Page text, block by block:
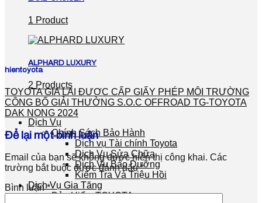
1 Product
ALPHARD LUXURY
2 Products
Dịch Vụ
Chính Sách Bảo Hành
Dịch vụ Tài chính Toyota
Dịch Vụ Sửa Chữa
Dịch Vụ Bảo Dưỡng
Kiểm Tra Và Triệu Hồi
Dịch Vụ Gia Tăng
Bảo Hiểm TOYOTA
hientoyota
TOYOTA GIA LAI ĐƯỢC CẤP GIẤY PHÉP MÔI TRƯỜNG
CÔNG BỐ GIẢI THƯỞNG S.O.C OFFROAD TG-TOYOTA
DAK NONG 2024
Để lại một bình luận
Email của bạn sẽ không được hiển thị công khai. Các
trường bắt buộc được đánh dấu*
Bình luận*